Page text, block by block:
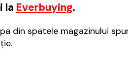
la Everbuying.
din spatele magazinului